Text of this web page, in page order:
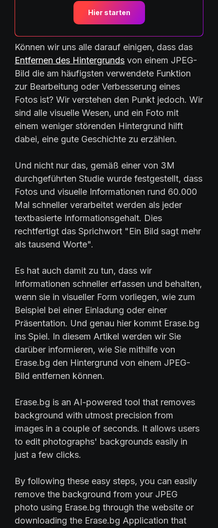
Hier starten
Können wir uns alle darauf einigen, dass das
Entfernen des Hintergrunds von einem JPEG-
Bild die am häufigsten verwendete Funktion
zur Bearbeitung oder Verbesserung eines
Fotos ist? Wir verstehen den Punkt jedoch. Wir
sind alle visuelle Wesen, und ein Foto mit
einem weniger störenden Hintergrund hilft
dabei, eine gute Geschichte zu erzählen.
Und nicht nur das, gemäß einer von 3M
durchgeführten Studie wurde festgestellt, dass
Fotos und visuelle Informationen rund 60.000
Mal schneller verarbeitet werden als jeder
textbasierte Informationsgehalt. Dies
rechtfertigt das Sprichwort "Ein Bild sagt mehr
als tausend Worte".
Es hat auch damit zu tun, dass wir
Informationen schneller erfassen und behalten,
wenn sie in visueller Form vorliegen, wie zum
Beispiel bei einer Einladung oder einer
Präsentation. Und genau hier kommt Erase.bg
ins Spiel. In diesem Artikel werden wir Sie
darüber informieren, wie Sie mithilfe von
Erase.bg den Hintergrund von einem JPEG-
Bild entfernen können.
Erase.bg is an AI-powered tool that removes
background with utmost precision from
images in a couple of seconds. It allows users
to edit photographs' backgrounds easily in
just a few clicks.
By following these easy steps, you can easily
remove the background from your JPEG
photo using Erase.bg through the website or
downloading the Erase.bg Application that